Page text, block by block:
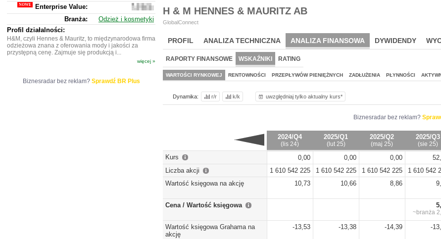
H & M HENNES & MAURITZ AB
GlobalConnect
PROFIL ANALIZA TECHNICZNA ANALIZA FINANSOWA DYWIDENDY
RAPORTY FINANSOWE WSKAŹNIKI RATING
WARTOŚCI RYNKOWEJ RENTOWNOŚCI PRZEPŁYWÓW PIENIĘŻNYCH ZADŁUŻENIA PŁYNNOŚCI
Dynamika: r/r k/k uwzględniaj tylko aktualny kurs*
Biznesradar bez reklam?
2024/Q4
(lis 24)
2025/Q1
(lut 25)
2025/Q2
(maj 25)
2025/Q3
(sie 25)
Kurs 0,00 0,00 0,00
Liczba akcji
1 610 542 225 1 610 542 225 1 610 542 225 1 610 542
Wartość księgowa na akcję
10,73 10,66 8,86
Cena / Wartość księgowa
~branża
Wartość księgowa Grahama na
akcję
-13,53 -13,38 -14,39 -
Enterprise Value:
117
966
932
Branża:
Odzież i kosmetyki
Profil działalności:
H&M, czyli Hennes & Mauritz, to międzynarodowa firma
odzieżowa znana z oferowania mody i jakości za
przystępną cenę. Zajmuje się produkcją i...
więcej »
Biznesradar bez reklam? Sprawdź BR Plus